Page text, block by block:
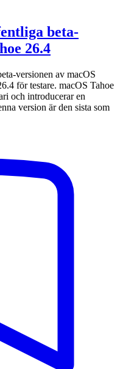
beta-
26.4
versionen av macOS
för testare. macOS Tahoe
och introducerar en
version är den sista som